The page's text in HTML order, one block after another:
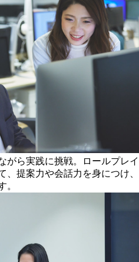
がら実践に挑戦。ロールプレイ
、提案力や会話力を身につけ、
。